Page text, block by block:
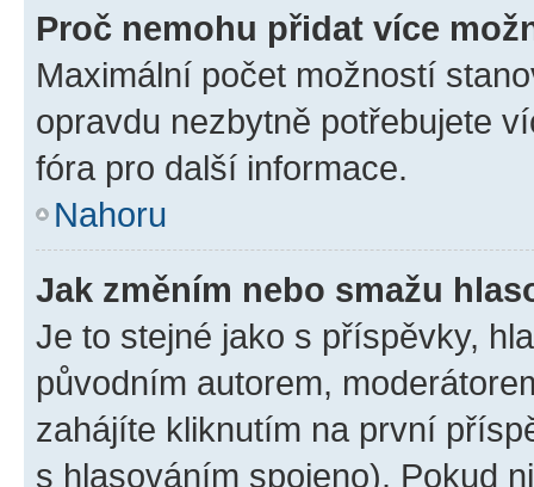
Proč nemohu přidat více
Maximální počet možností
opravdu nezbytně potřebujete
fóra pro další informace.
Nahoru
Jak změním nebo smažu
Je to stejné jako s příspěvky,
původním autorem,
zahájíte kliknutím na první
s hlasováním spojeno). Pokud